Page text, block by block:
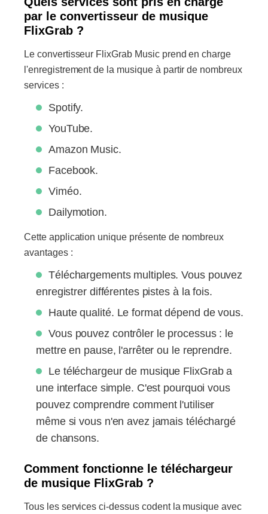
par le convertisseur de musique
FlixGrab ?
Le convertisseur FlixGrab Music prend en charge
l'enregistrement de la musique à partir de nombreux
services :
Spotify.
YouTube.
Amazon Music.
Facebook.
Viméo.
Dailymotion.
Cette application unique présente de nombreux
avantages :
Téléchargements multiples. Vous pouvez
enregistrer différentes pistes à la fois.
Haute qualité. Le format dépend de vous.
Vous pouvez contrôler le processus : le
mettre en pause, l'arrêter ou le reprendre.
Le téléchargeur de musique FlixGrab a
une interface simple. C'est pourquoi vous
pouvez comprendre comment l'utiliser
même si vous n'en avez jamais téléchargé
de chansons.
Comment fonctionne le téléchargeur
de musique FlixGrab ?
Tous les services ci-dessus codent la musique avec